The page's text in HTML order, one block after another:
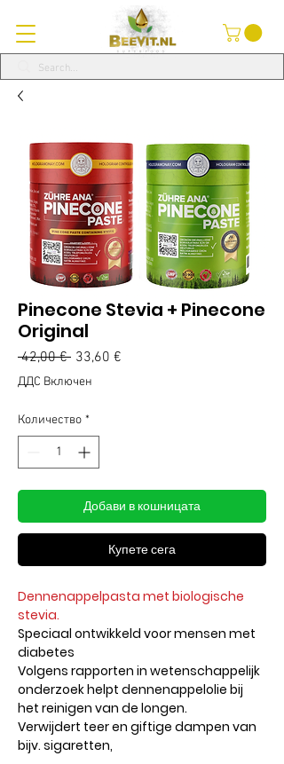
Pinecone Stevia + Pinecone
Original
42,00 € Редовна
цена
33,60 €
ДДС Включен
Количество *
Добави в кошницата
Купете сега
Dennenappelpasta met biologische
stevia.
Speciaal ontwikkeld voor mensen met
diabetes
Volgens rapporten in wetenschappelijk
onderzoek helpt dennenappelolie bij
het reinigen van de longen.
Verwijdert teer en giftige dampen van
bijv. sigaretten,